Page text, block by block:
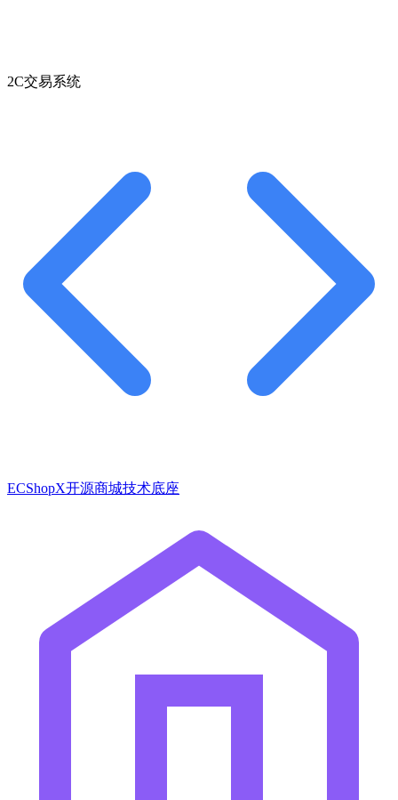
2C交易系统
ECShopX开源商城技术底座